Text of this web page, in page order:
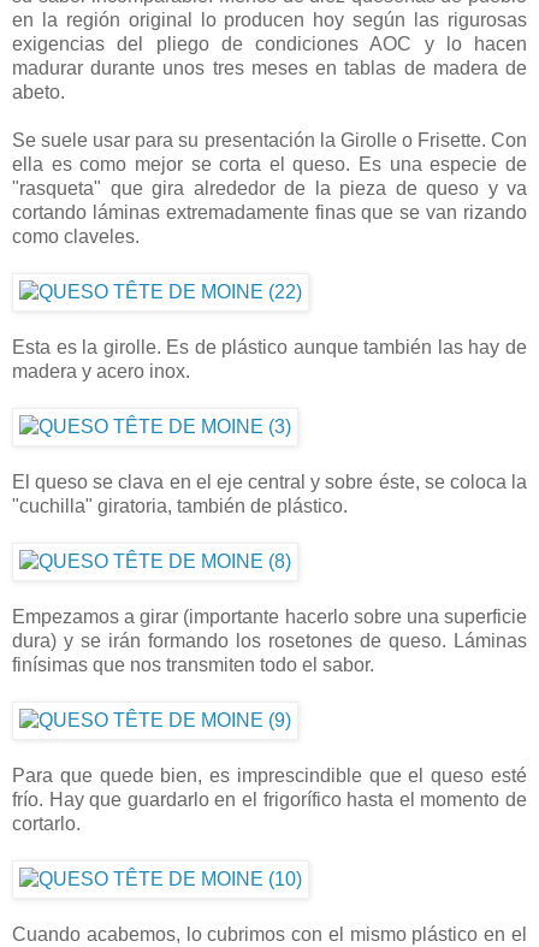
en la región original lo producen hoy según las rigurosas
exigencias del pliego de condiciones AOC y lo hacen
madurar durante unos tres meses en tablas de madera de
abeto.
Se suele usar para su presentación la Girolle o Frisette. Con
ella es como mejor se corta el queso. Es una especie de
"rasqueta" que gira alrededor de la pieza de queso y va
cortando láminas extremadamente finas que se van rizando
como claveles.
Esta es la girolle. Es de plástico aunque también las hay de
madera y acero inox.
El queso se clava en el eje central y sobre éste, se coloca la
"cuchilla" giratoria, también de plástico.
Empezamos a girar (importante hacerlo sobre una superficie
dura) y se irán formando los rosetones de queso. Láminas
finísimas que nos transmiten todo el sabor.
Para que quede bien, es imprescindible que el queso esté
frío. Hay que guardarlo en el frigorífico hasta el momento de
cortarlo.
Cuando acabemos, lo cubrimos con el mismo plástico en el